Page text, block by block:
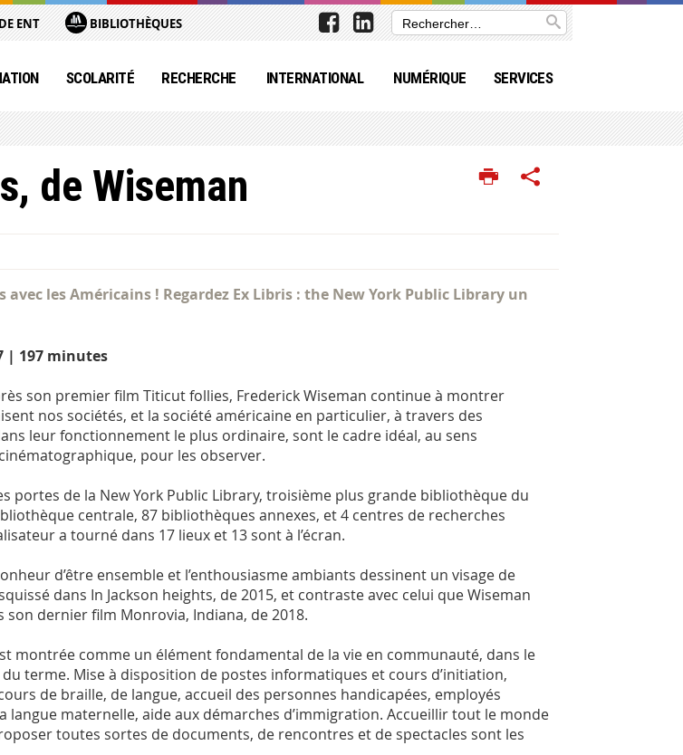
ENT BIBLIOTHÈQUES
SCOLARITÉ RECHERCHE INTERNATIONAL NUMÉRIQUE SERVICES
de Wiseman
les Américains ! Regardez Ex Libris : the New York Public Library un
| 197 minutes
son premier film Titicut follies, Frederick Wiseman continue à montrer
nos sociétés, et la société américaine en particulier, à travers des
leur fonctionnement le plus ordinaire, sont le cadre idéal, au sens
pour les observer.
portes de la New York Public Library, troisième plus grande bibliothèque du
centrale, 87 bibliothèques annexes, et 4 centres de recherches
a tourné dans 17 lieux et 13 sont à l’écran.
d’être ensemble et l’enthousiasme ambiants dessinent un visage de
dans In Jackson heights, de 2015, et contraste avec celui que Wiseman
son dernier film Monrovia, Indiana, de 2018.
montrée comme un élément fondamental de la vie en communauté, dans le
du terme. Mise à disposition de postes informatiques et cours d’initiation,
de braille, de langue, accueil des personnes handicapées, employés
langue maternelle, aide aux démarches d’immigration. Accueillir tout le monde
toutes sortes de documents, de rencontres et de spectacles sont les